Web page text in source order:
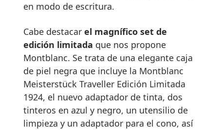
en modo de escritura.
Cabe destacar el magnífico set de
edición limitada que nos propone
Montblanc. Se trata de una elegante caja
de piel negra que incluye la Montblanc
Meisterstück Traveller Edición Limitada
1924, el nuevo adaptador de tinta, dos
tinteros en azul y negro, un utensilio de
limpieza y un adaptador para el cono, así